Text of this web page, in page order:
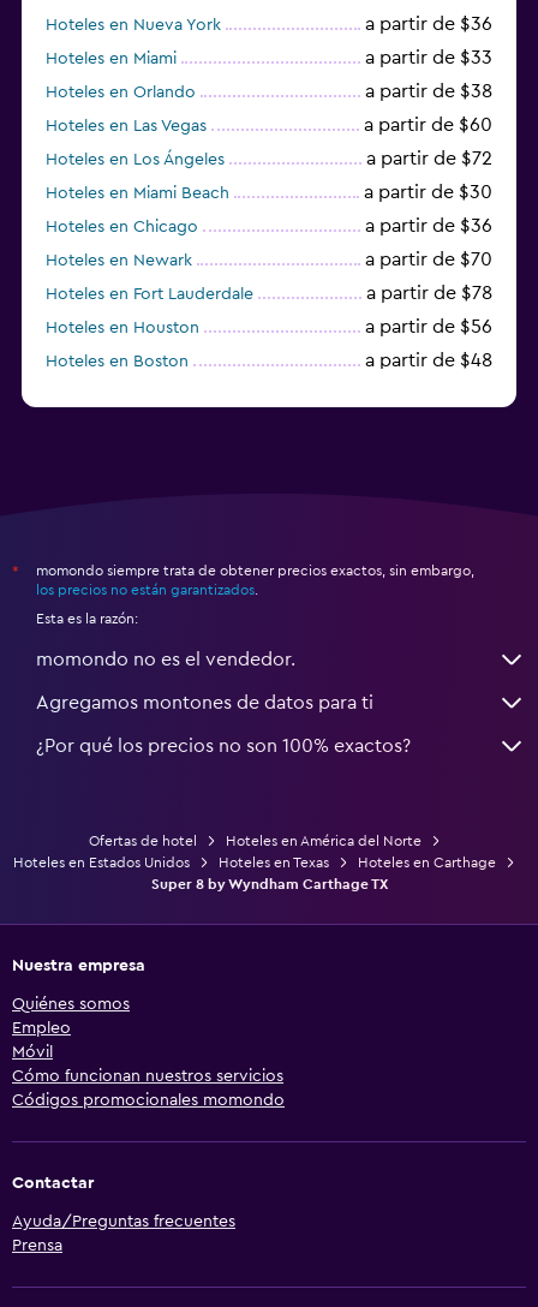
Hoteles en Nueva York a partir de $36
Hoteles en Miami a partir de $33
Hoteles en Orlando a partir de $38
Hoteles en Las Vegas a partir de $60
Hoteles en Los Ángeles a partir de $72
Hoteles en Miami Beach a partir de $30
Hoteles en Chicago a partir de $36
Hoteles en Newark a partir de $70
Hoteles en Fort Lauderdale a partir de $78
Hoteles en Houston a partir de $56
Hoteles en Boston a partir de $48
*
momondo siempre trata de obtener precios exactos, sin embargo,
los precios no están garantizados
Esta es la razón:
momondo no es el vendedor.
Agregamos montones de datos para ti
¿Por qué los precios no son 100% exactos?
Ofertas de hotel
Hoteles en América del Norte
Hoteles en Estados Unidos
Hoteles en Texas
Hoteles en Carthage
Super 8 by Wyndham Carthage TX
Nuestra empresa
Quiénes somos
Empleo
Móvil
Cómo funcionan nuestros servicios
Códigos promocionales momondo
Contactar
Ayuda/Preguntas frecuentes
Prensa